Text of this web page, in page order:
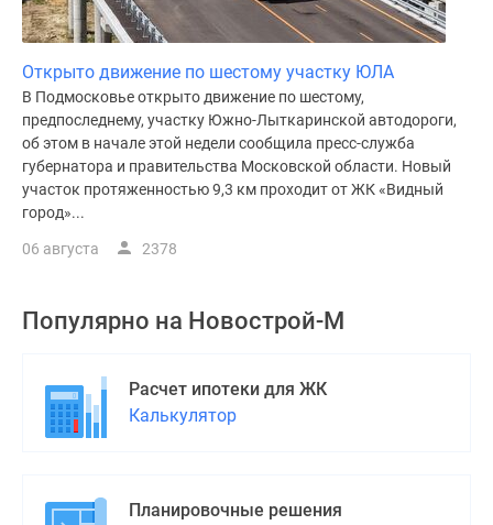
Открыто движение по шестому участку ЮЛА
В Подмосковье открыто движение по шестому,
предпоследнему, участку Южно-Лыткаринской автодороги,
об этом в начале этой недели сообщила пресс-служба
губернатора и правительства Московской области. Новый
участок протяженностью 9,3 км проходит от ЖК «Видный
город»...
06 августа 2378
Популярно на Новострой-М
Расчет ипотеки для ЖК
Калькулятор
Планировочные решения